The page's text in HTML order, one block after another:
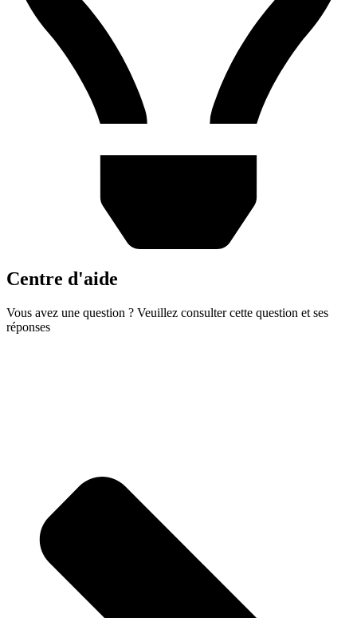
Centre d'aide
Vous avez une question ? Veuillez consulter cette question et ses
réponses